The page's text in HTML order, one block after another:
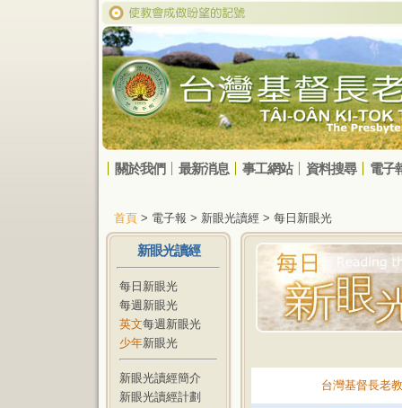
關於我們 最新消息 事工網站 資料搜尋 電子
首頁 > 電子報 > 新眼光讀經 > 每日新眼光
新眼光讀經
每日新眼光
每週新眼光
英文每週新眼光
少年新眼光
新眼光讀經簡介
新眼光讀經計劃
台灣基督長老